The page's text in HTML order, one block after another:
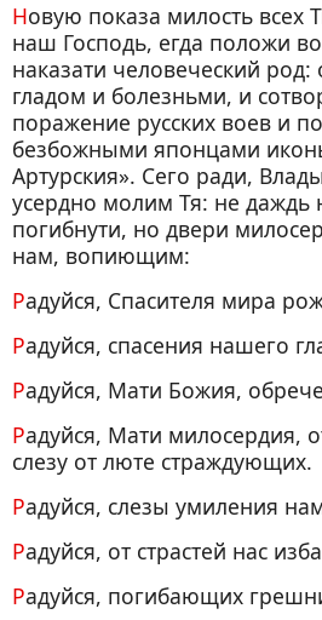
Новую показа милость всех Творец и Владыка
наш Господь, егда положи
наказати человеческий
гладом и болезньми, и
поражение русских воев и
безбожными японцами
Артурския». Сего ради,
усердно молим Тя: не даждь
погибнути, но двери
нам, вопиющим:
Радуйся, Спасителя мира
Радуйся, спасения нашего
Радуйся, Мати Божия,
Радуйся, Мати милосердия, отъемлющая всякую
слезу от люте страждующих.
Радуйся, слезы умиления
Радуйся, от страстей нас
Радуйся, погибающих